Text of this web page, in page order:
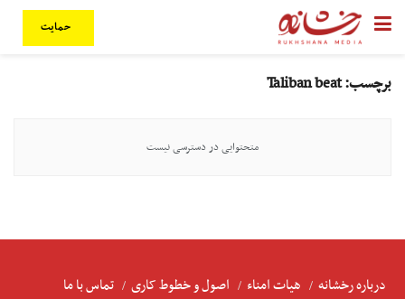
حمایت
برچسب:Taliban beat
متحتوایی در دسترسی نیست
درباره رخشانه هیات امناء اصول و خطوط کاری تماس با ما